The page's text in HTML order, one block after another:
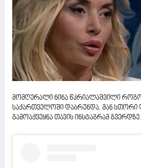
მომღერალი ნინა წკრიალაშვილი
საქართველოში დაბრუნდა, მან სთორი
გამოაქვეყნა თავის ინსტაგრამ გვერდზე.